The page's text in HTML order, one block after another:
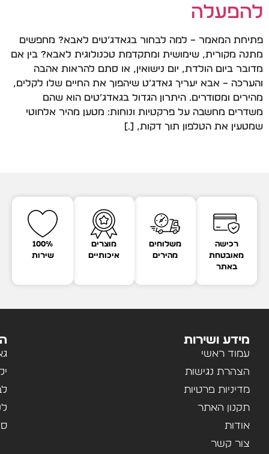
להפעלה
פתיחת המאמר – למה לבחור בגאדג’טים לאבא? מחפשים
מתנה מקורית, שימושית ומתקדמת טכנולוגית לאבא? בין אם
מדובר ביום הולדת, יום נישואין, או סתם להראות אהבה
והערכה – אבא יעריך גאדג’ט שיהפוך את החיים שלו לקלים,
מהירים ומסודרים. היתרון הגדול בגאדג’טים הוא שהם
משדרים מחשבה על פרקטיות ונוחות: מטען מהיר אלחוטי
שמטעין את הטלפון תוך דקות, […]
רכישה
מאובטחת
באתר
משלוחים
מהירים
מוצרים
איכותיים
100%
שירות
מידע ושירות
עמוד ראשי
הצהרת נגישות
מדיניות פרטיות
תקנון האתר
אודות
צור קשר